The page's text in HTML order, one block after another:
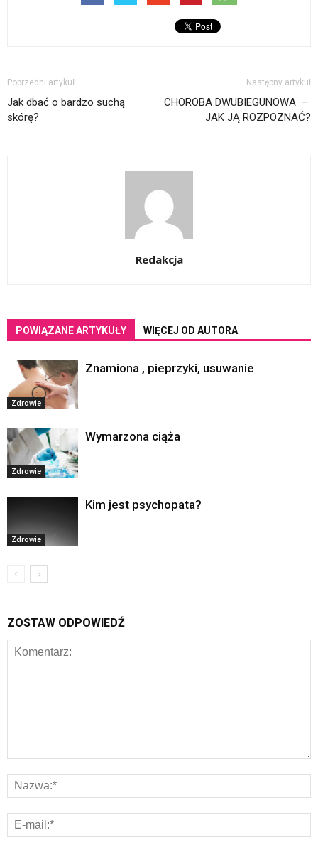
Poprzedni artykuł
Jak dbać o bardzo suchą
skórę?
Następny artykuł
CHOROBA DWUBIEGUNOWA –
JAK JĄ ROZPOZNAĆ?
Redakcja
POWIĄZANE ARTYKUŁY WIĘCEJ OD AUTORA
Zdrowie
Znamiona , pieprzyki, usuwanie
Zdrowie
Wymarzona ciąża
Zdrowie
Kim jest psychopata?
ZOSTAW ODPOWIEDŹ